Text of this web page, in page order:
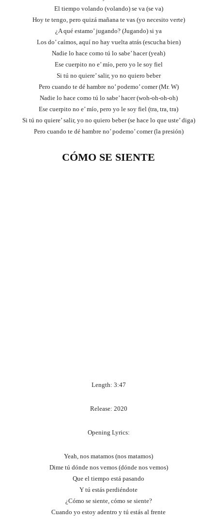
El tiempo volando (volando) se va (se va)
Hoy te tengo, pero quizá mañana te vas (yo necesito verte)
¿A qué estamo’ jugando? (Jugando) si ya
Los do’ caímos, aquí no hay vuelta atrás (escucha bien)
Nadie lo hace como tú lo sabe’ hacer (yeah)
Ese cuerpito no e’ mío, pero yo le soy fiel
Si tú no quiere’ salir, yo no quiero beber
Pero cuando te dé hambre no’ podemo’ comer (Mr. W)
Nadie lo hace como tú lo sabe’ hacer (woh-oh-oh-oh)
Ese cuerpito no e’ mío, pero yo le soy fiel (tra, tra, tra)
Si tú no quiere’ salir, yo no quiero beber (se hace lo que uste’ diga)
Pero cuando te dé hambre no’ podemo’ comer (la presión)
CÓMO SE SIENTE
Length: 3:47
Release: 2020
Opening Lyrics:
Yeah, nos matamos (nos matamos)
Dime tú dónde nos vemos (dónde nos vemos)
Que el tiempo está pasando
Y tú estás perdiéndote
¿Cómo se siente, cómo se siente?
Cuando yo estoy adentro y tú estás al frente